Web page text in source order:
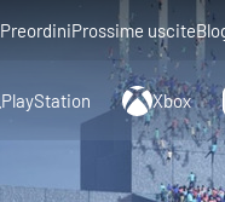
PreordiniProssime uscite
PlayStation Xbox